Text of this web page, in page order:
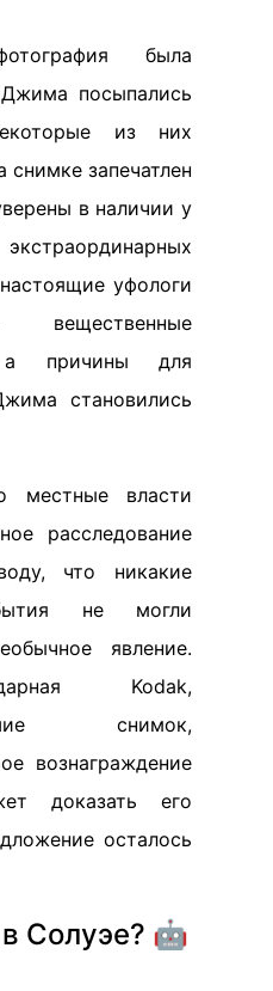
была
посыпались
из них
запечатлен
в наличии у
уфологи
а причины для
становились
власти
расследование
что никакие
не могли
явление.
Kodak,
снимок,
вознаграждение
доказать его
осталось
Солуэе? 🤖